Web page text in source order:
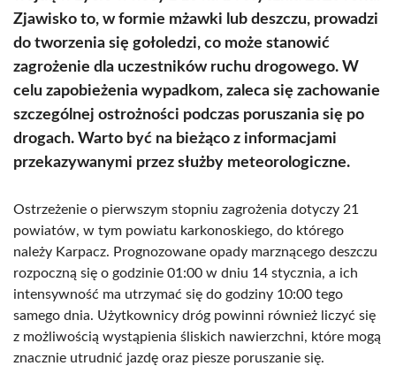
Zjawisko to, w formie mżawki lub deszczu, prowadzi
do tworzenia się gołoledzi, co może stanowić
zagrożenie dla uczestników ruchu drogowego. W
celu zapobieżenia wypadkom, zaleca się zachowanie
szczególnej ostrożności podczas poruszania się po
drogach. Warto być na bieżąco z informacjami
przekazywanymi przez służby meteorologiczne.
Ostrzeżenie o pierwszym stopniu zagrożenia dotyczy 21
powiatów, w tym powiatu karkonoskiego, do którego
należy Karpacz. Prognozowane opady marznącego deszczu
rozpoczną się o godzinie 01:00 w dniu 14 stycznia, a ich
intensywność ma utrzymać się do godziny 10:00 tego
samego dnia. Użytkownicy dróg powinni również liczyć się
z możliwością wystąpienia śliskich nawierzchni, które mogą
znacznie utrudnić jazdę oraz piesze poruszanie się.